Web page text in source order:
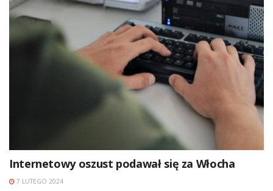
Internetowy oszust podawał się za Włocha
7 LUTEGO 2024